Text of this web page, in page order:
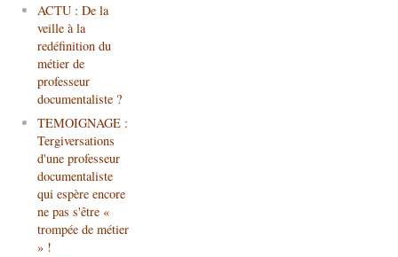
ACTU : De la
veille à la
redéfinition du
métier de
professeur
documentaliste ?
TEMOIGNAGE :
Tergiversations
d'une professeur
documentaliste
qui espère encore
ne pas s'être «
trompée de métier
» !